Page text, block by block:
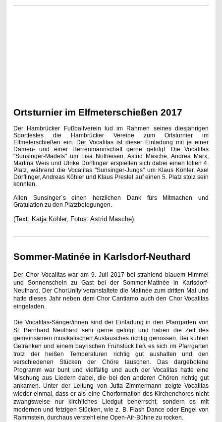
Ortsturnier im Elfmeterschießen 2017
Der Hambrücker Fußballverein lud im Rahmen seines diesjährigen
Sportfestes die Hambrücker Vereine zum Ortsturnier im
Elfmeterschießen ein. Der Vocalitas ist dieser Einladung mit je einer
Damen- und einer Herrenmannschaft gerne gefolgt. Die Vocalitas
"Sunsinger-Mädels" um Lisa Notheisen, Astrid Masche, Andrea Marx,
Martina Weis und Ulrike Dörflinger erspielten sich dabei einen tollen 4.
Platz, während die Vocalitas "Sunsinger-Jungs" um Klaus Köhler, Axel
Dörflinger, Andreas Köhler und Klaus Prestel auf einen 5. Platz stolz sein
konnten.
Allen Sunsinger´s einen herzlichen Dank fürs Mitmachen und
Gratulation zu den Platzbelegungen.
(Text: Katja Köhler, Fotos: Astrid Masche)
Sommer-Matinée in Karlsdorf-Neuthard
Der Chor Vocalitas war am 9. Juli 2017 bei strahlend blauem Himmel
und Sonnenschein zu Gast bei der Sommer-Matinée in Karlsdorf-
Neuthard. Der ChorUnity veranstaltete die Matinée zum dritten Mal und
hatte dieses Jahr neben dem Chor Cantiamo auch den Chor Vocalitas
eingeladen.
Die Vocalitas-Sänger/innen sind der Einladung in den Pfarrgarten von
St. Bernhard Neuthard sehr gerne gefolgt und haben die Zeit des
gemeinsamen musikalischen Austausches richtig genossen. Bei kühlen
Getränken und einem bayrischen Frühstück ließ es sich im Pfarrgarten
trotz der heißen Temperaturen richtig gut aushalten und den
verschiedenen Stücken der Chöre lauschen. Das dargebotene
Programm war bunt und vielfältig und auch der Vocalitas hatte eine
Mischung aus Liedern dabei, die bei den anderen Chören richtig gut
ankamen. Unter der Leitung von Jutta Zimmermann zeigte Vocalitas
wieder einmal, dass er als eine Chorformation des Kirchenchores nicht
zwangsweise nur kirchliches Liedgut beherrscht, sondern es mit
modernen und fetzigen Stücken, wie z. B. Flash Dance oder Engel von
Rammstein, durchaus versteht eine Open-Air-Bühne zu rocken.